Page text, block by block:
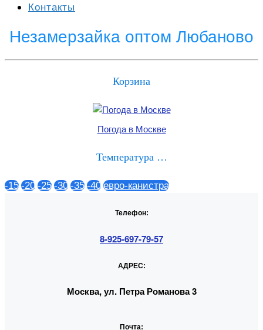
Контакты
Незамерзайка оптом Любаново
Корзина
Погода в Москве
Температура …
-15 -20 -25 -30 -35 -40 евро-канистра
Телефон:
8-925-697-79-57
АДРЕС:
Москва, ул. Петра Романова 3
Почта: